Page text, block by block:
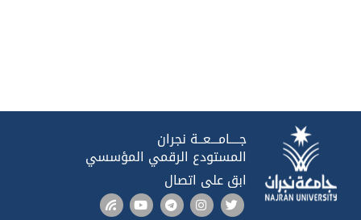
جــــامـــعــة نجران
المستودع الرقمي المؤسسي
ابق على اتصال